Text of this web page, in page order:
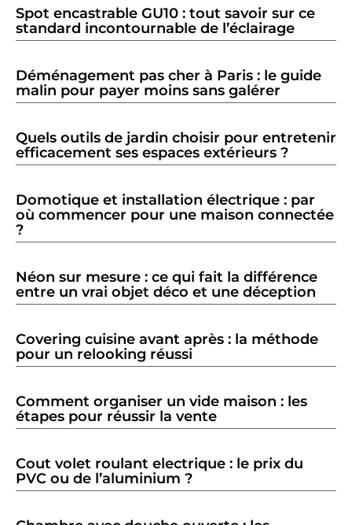
Spot encastrable GU10 : tout savoir sur ce
standard incontournable de l’éclairage
Déménagement pas cher à Paris : le guide
malin pour payer moins sans galérer
Quels outils de jardin choisir pour entretenir
efficacement ses espaces extérieurs ?
Domotique et installation électrique : par
où commencer pour une maison connectée
?
Néon sur mesure : ce qui fait la différence
entre un vrai objet déco et une déception
Covering cuisine avant après : la méthode
pour un relooking réussi
Comment organiser un vide maison : les
étapes pour réussir la vente
Cout volet roulant electrique : le prix du
PVC ou de l’aluminium ?